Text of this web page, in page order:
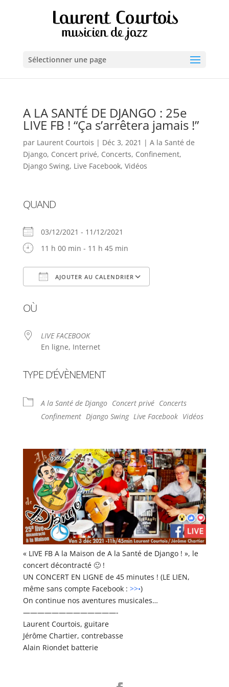
Sélectionner une page
A LA SANTÉ DE DJANGO : 25e
LIVE FB ! “Ça s’arrêtera jamais !”
par Laurent Courtois | Déc 3, 2021 | A la Santé de
Django, Concert privé, Concerts, Confinement,
Django Swing, Live Facebook, Vidéos
QUAND
03/12/2021 - 11/12/2021
11 h 00 min - 11 h 45 min
AJOUTER AU CALENDRIER
OÙ
LIVE FACEBOOK
En ligne, Internet
TYPE D’ÉVÈNEMENT
A la Santé de Django Concert privé Concerts
Confinement Django Swing Live Facebook Vidéos
« LIVE FB A la Maison de A la Santé de Django ! », le
concert décontracté 🙂 !
UN CONCERT EN LIGNE de 45 minutes ! (LE LIEN,
même sans compte Facebook : >>•)
On continue nos aventures musicales…
—————————————-
Laurent Courtois, guitare
Jérôme Chartier, contrebasse
Alain Riondet batterie